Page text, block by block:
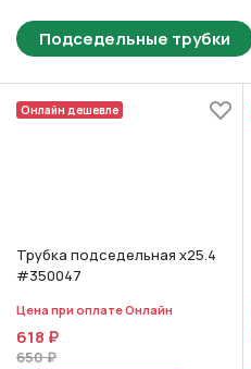
Подседельные трубки
Онлайн дешевле
Трубка подседельная х25.4
#350047
Цена при оплате Онлайн
618 ₽
650 ₽